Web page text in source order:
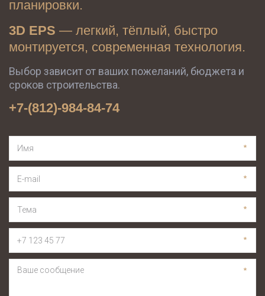
планировки.
3D EPS — легкий, тёплый, быстро
монтируется, современная технология.
Выбор зависит от ваших пожеланий, бюджета и
сроков строительства.
+7-(812)-984-84-74
*
*
*
*
*